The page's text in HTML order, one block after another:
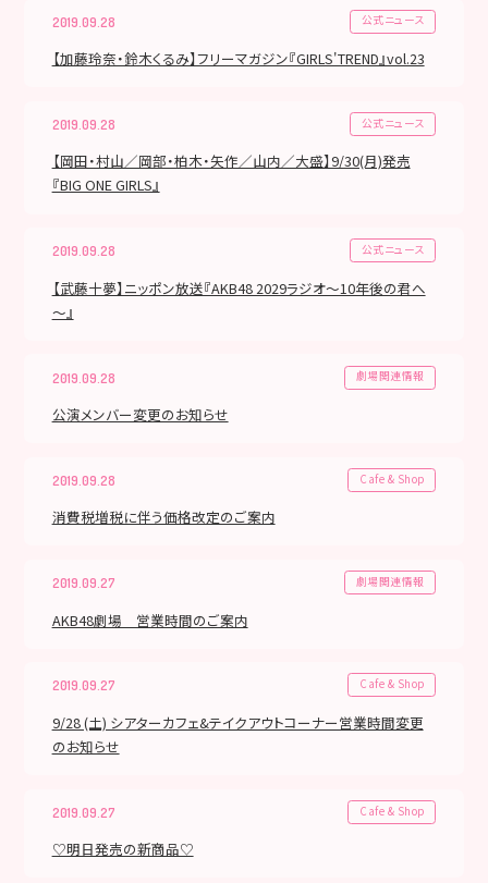
2019.09.28 公式ニュース
【加藤玲奈・鈴木くるみ】フリーマガジン『GIRLS'TREND』vol.23
2019.09.28 公式ニュース
【岡田・村山／岡部・柏木・矢作／山内／大盛】9/30(月)発売
『BIG ONE GIRLS』
2019.09.28 公式ニュース
【武藤十夢】ニッポン放送『AKB48 2029ラジオ～10年後の君へ
～』
2019.09.28 劇場関連情報
公演メンバー変更のお知らせ
2019.09.28 Cafe & Shop
消費税増税に伴う価格改定のご案内
2019.09.27 劇場関連情報
AKB48劇場 営業時間のご案内
2019.09.27 Cafe & Shop
9/28 (土) シアターカフェ&テイクアウトコーナー営業時間変更
のお知らせ
2019.09.27 Cafe & Shop
♡明日発売の新商品♡